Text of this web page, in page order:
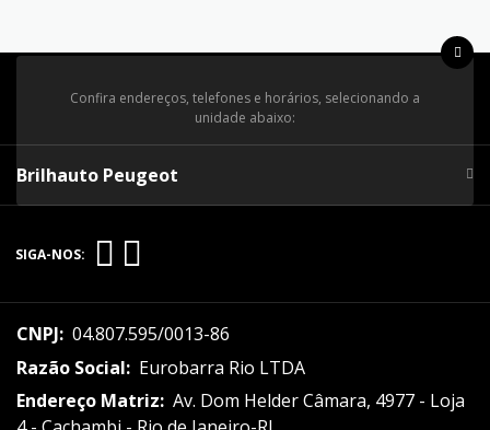
Confira endereços, telefones e horários, selecionando a
unidade abaixo:
Brilhauto Peugeot
SIGA-NOS:
CNPJ: 04.807.595/0013-86
Razão Social: Eurobarra Rio LTDA
Endereço Matriz: Av. Dom Helder Câmara, 4977 - Loja